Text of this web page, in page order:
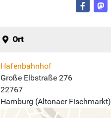
Ort
Hafenbahnhof
Große Elbstraße 276
22767
Hamburg (Altonaer Fischmarkt)